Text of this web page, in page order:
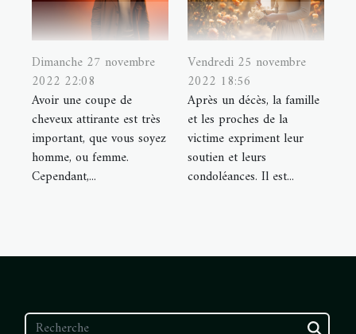
Dimanche 27 novembre
2022 22:08
Avoir une coupe de
cheveux attirante est très
important, que vous soyez
homme, ou femme.
Cependant,...
Vendredi 25 novembre
2022 18:56
Après un décès, la famille
et les proches de la
victime expriment leur
soutien et leurs
condoléances. Il est...